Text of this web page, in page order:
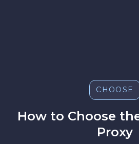
CHOOSE
How to Choose
Proxy